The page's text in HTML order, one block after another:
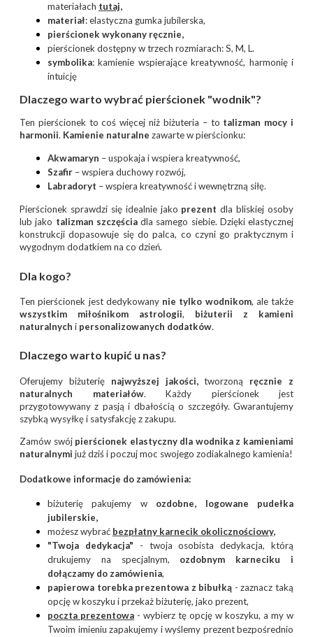
materiałach tutaj,
materiał: elastyczna gumka jubilerska,
pierścionek wykonany ręcznie,
pierścionek dostępny w trzech rozmiarach: S, M, L.
symbolika: kamienie wspierające kreatywność, harmonię i
intuicję
Dlaczego warto wybrać pierścionek "wodnik"?
Ten pierścionek to coś więcej niż biżuteria – to talizman mocy i
harmonii. Kamienie naturalne zawarte w pierścionku:
Akwamaryn – uspokaja i wspiera kreatywność,
Szafir – wspiera duchowy rozwój,
Labradoryt – wspiera kreatywność i wewnętrzną siłę.
Pierścionek sprawdzi się idealnie jako prezent dla bliskiej osoby
lub jako talizman szczęściadla samego siebie. Dzięki elastycznej
konstrukcji dopasowuje się do palca, co czyni go praktycznym i
wygodnym dodatkiem na co dzień.
Dla kogo?
Ten pierścionek jest dedykowany nie tylko wodnikom, ale także
wszystkim miłośnikom
astrologii, biżuterii z kamieni
naturalnych i personalizowanych dodatków.
Dlaczego warto kupić u nas?
Oferujemy biżuterię najwyższej jakości,tworzoną ręcznie z
naturalnych materiałów. Każdy pierścionek jest
przygotowywany z pasją i dbałością o szczegóły. Gwarantujemy
szybką wysyłkę i satysfakcję z zakupu.
Zamów swój pierścionek elastyczny dla wodnika z kamieniami
naturalnymi już dziś i poczuj moc swojego zodiakalnego kamienia!
Dodatkowe informacje do zamówienia:
biżuterię pakujemy w ozdobne, logowane pudełka
jubilerskie,
możesz wybrać bezpłatny karnecik okolicznościowy,
"Twoja dedykacja" - twoja osobista dedykacja, którą
drukujemy na specjalnym, ozdobnym karneciku i
dołączamy do zamówienia,
papierowa torebka prezentowa z bibułką - zaznacz taką
opcję w koszyku i przekaż biżuterię, jako prezent,
poczta prezentowa - wybierz tę opcję w koszyku, a my w
Twoim imieniu zapakujemy i wyślemy prezent bezpośrednio